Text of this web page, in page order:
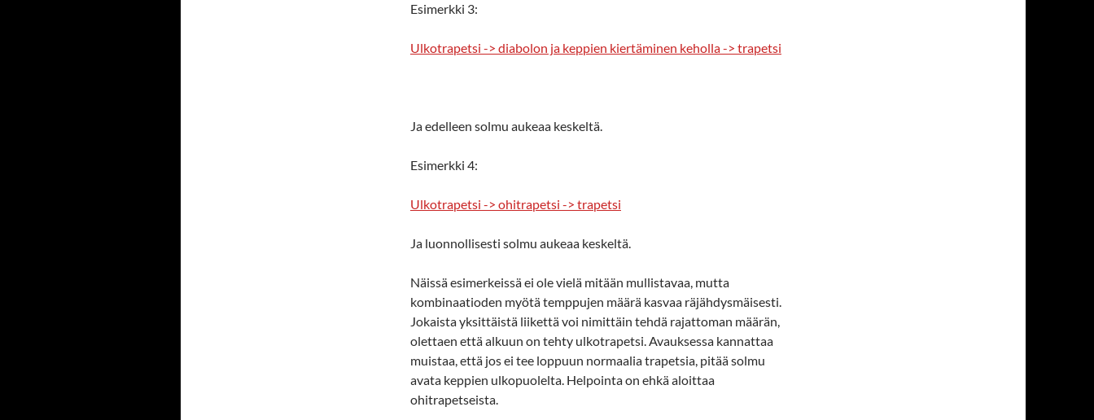
Esimerkki 3:
Ulkotrapetsi -> diabolon ja keppien kiertäminen keholla -> trapetsi
Ja edelleen solmu aukeaa keskeltä.
Esimerkki 4:
Ulkotrapetsi -> ohitrapetsi -> trapetsi
Ja luonnollisesti solmu aukeaa keskeltä.
Näissä esimerkeissä ei ole vielä mitään mullistavaa, mutta
kombinaatioden myötä temppujen määrä kasvaa räjähdysmäisesti.
Jokaista yksittäistä liikettä voi nimittäin tehdä rajattoman määrän,
olettaen että alkuun on tehty ulkotrapetsi. Avauksessa kannattaa
muistaa, että jos ei tee loppuun normaalia trapetsia, pitää solmu
avata keppien ulkopuolelta. Helpointa on ehkä aloittaa
ohitrapetseista.